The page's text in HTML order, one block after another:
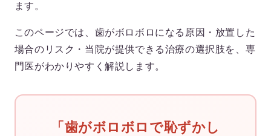
ます。
このページでは、 歯がボロボロになる原因・放置した
場合のリスク・当院が提供できる治療の選択肢を、専
門医がわかりやすく解説します。
「歯がボロボロで恥ずかし